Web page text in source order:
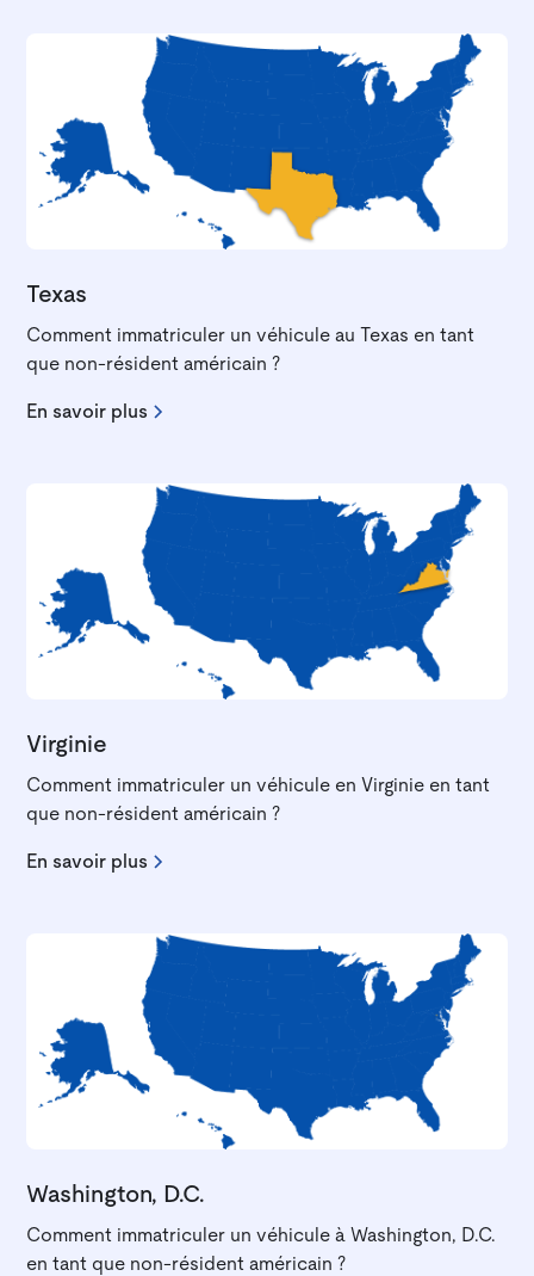
Texas
Comment immatriculer un véhicule au Texas en tant
que non-résident américain ?
En savoir plus
Virginie
Comment immatriculer un véhicule en Virginie en tant
que non-résident américain ?
En savoir plus
Washington, D.C.
Comment immatriculer un véhicule à Washington, D.C.
en tant que non-résident américain ?